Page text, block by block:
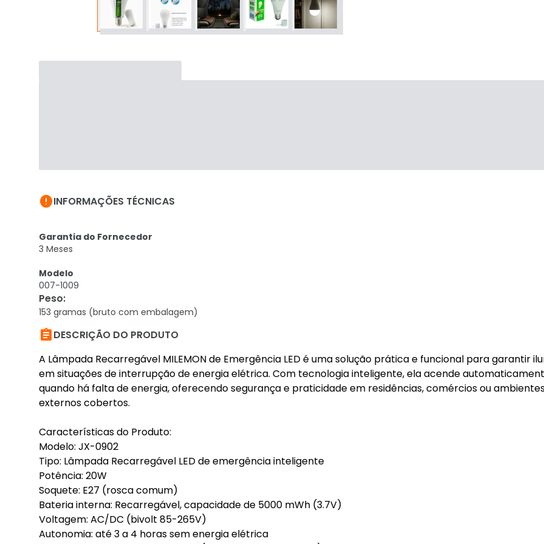
INFORMAÇÕES TÉCNICAS
Garantia do Fornecedor
3 Meses
Modelo
007-1009
Peso:
153 gramas (bruto com embalagem)
DESCRIÇÃO DO PRODUTO
A Lâmpada Recarregável MILEMON de Emergência LED é uma solução prática e funcional para garantir
em situações de interrupção de energia elétrica. Com tecnologia inteligente, ela acende
quando há falta de energia, oferecendo segurança e praticidade em residências, comércios ou
externos cobertos.
Características do Produto:
Modelo: JX-0902
Tipo: Lâmpada Recarregável LED de emergência inteligente
Potência: 20W
Soquete: E27 (rosca comum)
Bateria interna: Recarregável, capacidade de 5000 mWh (3.7V)
Voltagem: AC/DC (bivolt 85-265V)
Autonomia: até 3 a 4 horas sem energia elétrica